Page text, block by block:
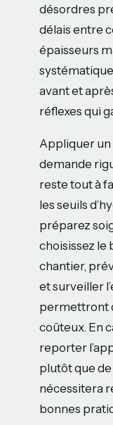
désordres
délais entre
épaisseurs
avant et
réflexes qui
Appliquer un
demande
reste tout à
les seuils
préparez
choisissez
chantier,
et surveiller
permettront
coûteux. En
reporter
plutôt que
nécessitera
bonnes